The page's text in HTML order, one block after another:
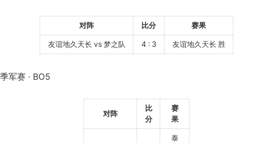
对阵 比分 赛果
友谊地久天长 vs 梦之队 4 : 3 友谊地久天长 胜
季军赛 · BO5
对阵
比
分
赛
果
泰